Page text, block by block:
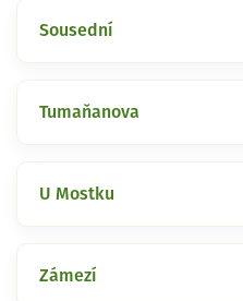
Sousední
Tumaňanova
U Mostku
Zámezí